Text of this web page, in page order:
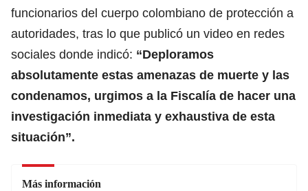
funcionarios del cuerpo colombiano de protección a
autoridades, tras lo que publicó un video en redes
sociales donde indicó: “Deploramos
absolutamente estas amenazas de muerte y las
condenamos, urgimos a la Fiscalía de hacer una
investigación inmediata y exhaustiva de esta
situación”.
Más información